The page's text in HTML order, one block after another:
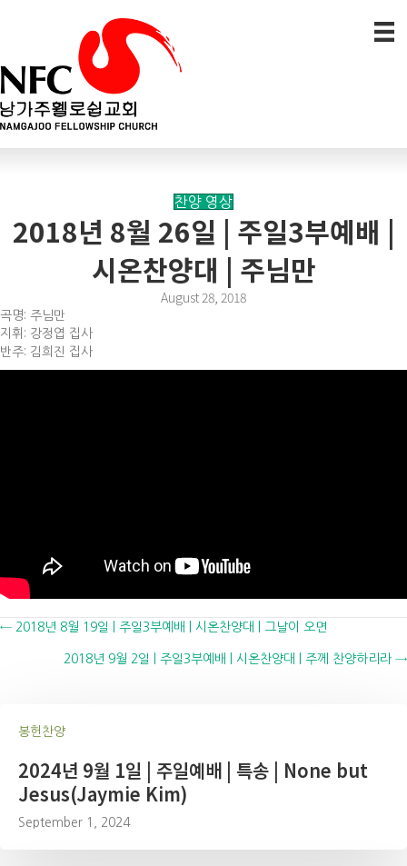
찬양 영상
2018년 8월 26일 | 주일3부예배 |
시온찬양대 | 주님만
August 28, 2018
곡명: 주님만
지휘: 강정엽 집사
반주: 김희진 집사
Posts
navigation
← 2018년 8월 19일 | 주일3부예배 | 시온찬양대 | 그날이 오면
2018년 9월 2일 | 주일3부예배 | 시온찬양대 | 주께 찬양하리라 →
봉헌찬양
2024년 9월 1일 | 주일예배 | 특송 | None but
Jesus(Jaymie Kim)
September 1, 2024